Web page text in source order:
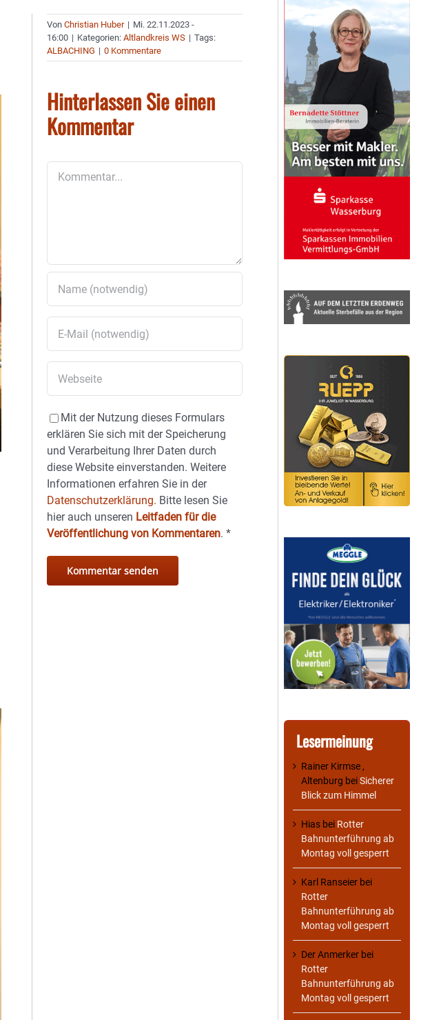
VonChristian Huber | Mi. 22.11.2023 -
16:00 | Kategorien:Altlandkreis WS | Tags:
ALBACHING | 0 Kommentare
Hinterlassen Sie einen
Kommentar
Mit der Nutzung dieses Formulars
erklären Sie sich mit der Speicherung
und Verarbeitung Ihrer Daten durch
diese Website einverstanden. Weitere
Informationen erfahren Sie in der
Datenschutzerklärung. Bitte lesen Sie
hier auch unseren Leitfaden für die
Veröffentlichung von Kommentaren.*
Lesermeinung
Rainer Kirmse ,
Altenburg beiSicherer
Blick zum Himmel
Hias bei Rotter
Bahnunterführung ab
Montag voll gesperrt
Karl Ranseier bei
Rotter
Bahnunterführung ab
Montag voll gesperrt
Der Anmerker bei
Rotter
Bahnunterführung ab
Montag voll gesperrt